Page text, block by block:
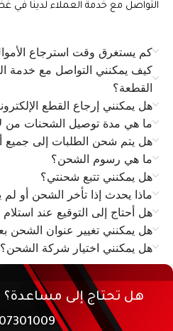
التواصل مع خدمة العملاء لدينا في غضون 14 يومًا من تاريخ
كم يستغرق وقت استرجاع
كيف يمكنني التواصل مع خدمة
القطعة؟
هل يمكنني إرجاع القطع
ما هي مدة توصيل الشحنات من
هل يتم شحن الطلبات إلى جميع
ما هي رسوم الشحن؟
هل يمكنني تتبع شحنتي؟
ماذا يحدث إذا تأخر الشحن أو
هل أحتاج إلى التوقيع عند
هل يمكنني تغيير عنوان الشحن
هل يمكنني اختيار شركة الشحن؟
هل تحتاج إلى مساعدة؟